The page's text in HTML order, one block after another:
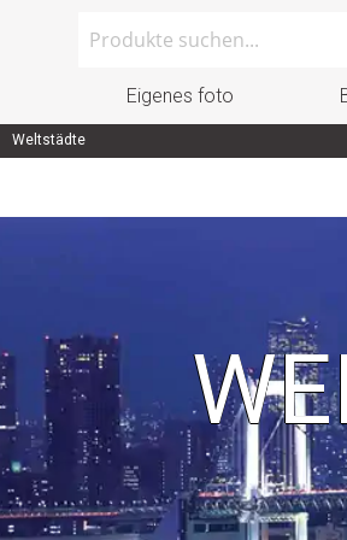
Weltstädte
Eigenes foto